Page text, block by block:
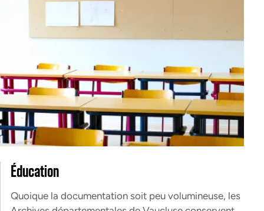
Éducation
Quoique la documentation soit peu volumineuse, les